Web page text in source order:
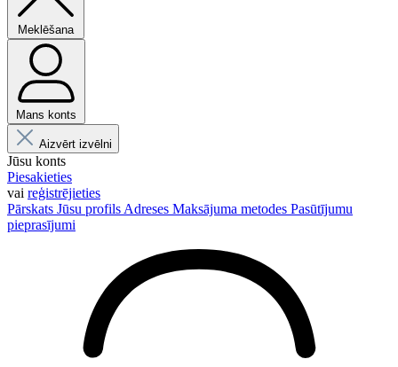
Meklēšana
Mans konts
Aizvērt izvēlni
Jūsu konts
Piesakieties
vai reģistrējieties
Pārskats Jūsu profils Adreses Maksājuma metodes Pasūtījumu
pieprasījumi